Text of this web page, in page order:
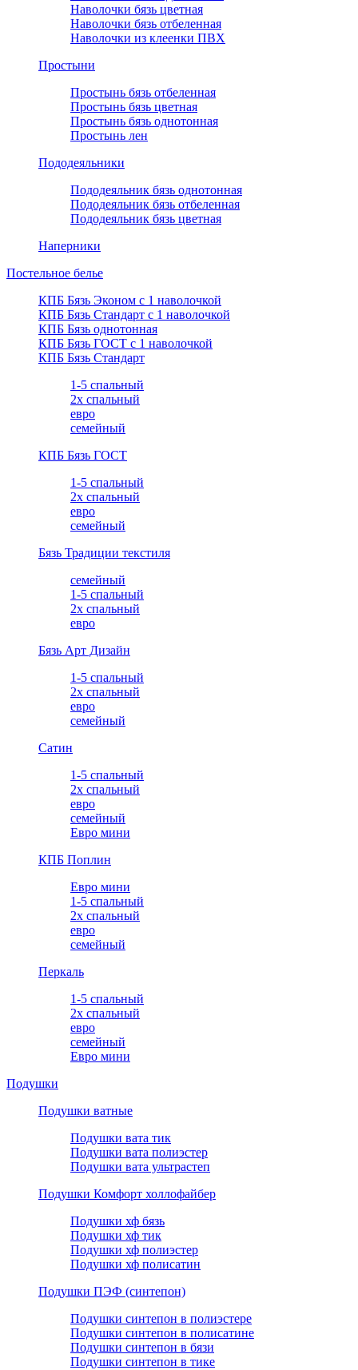
Наволочки бязь цветная
Наволочки бязь отбеленная
Наволочки из клеенки ПВХ
Простыни
Простынь бязь отбеленная
Простынь бязь цветная
Простынь бязь однотонная
Простынь лен
Пододеяльники
Пододеяльник бязь однотонная
Пододеяльник бязь отбеленная
Пододеяльник бязь цветная
Наперники
Постельное белье
КПБ Бязь Эконом с 1 наволочкой
КПБ Бязь Стандарт c 1 наволочкой
КПБ Бязь однотонная
КПБ Бязь ГОСТ c 1 наволочкой
КПБ Бязь Стандарт
1-5 спальный
2х спальный
евро
семейный
КПБ Бязь ГОСТ
1-5 спальный
2х спальный
евро
семейный
Бязь Традиции текстиля
семейный
1-5 спальный
2х спальный
евро
Бязь Арт Дизайн
1-5 спальный
2х спальный
евро
семейный
Сатин
1-5 спальный
2х спальный
евро
семейный
Евро мини
КПБ Поплин
Евро мини
1-5 спальный
2х спальный
евро
семейный
Перкаль
1-5 спальный
2х спальный
евро
семейный
Евро мини
Подушки
Подушки ватные
Подушки вата тик
Подушки вата полиэстер
Подушки вата ультрастеп
Подушки Комфорт холлофайбер
Подушки хф бязь
Подушки хф тик
Подушки хф полиэстер
Подушки хф полисатин
Подушки ПЭФ (синтепон)
Подушки синтепон в полиэстере
Подушки синтепон в полисатине
Подушки синтепон в бязи
Подушки синтепон в тике